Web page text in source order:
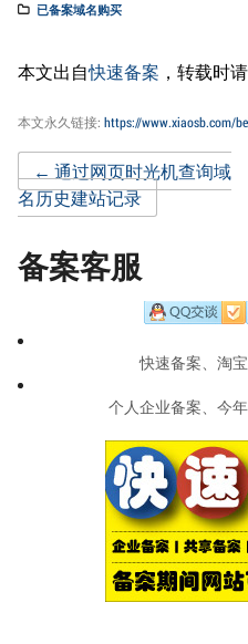
已备案域名购买
本文出自快速备案 ，转载时
本文永久链接: https://www.xiaosb.com/
Post
navigation
← 通过网页时光机查询域
名历史建站记录
备案客服
快速备案、淘
个人企业备案、今